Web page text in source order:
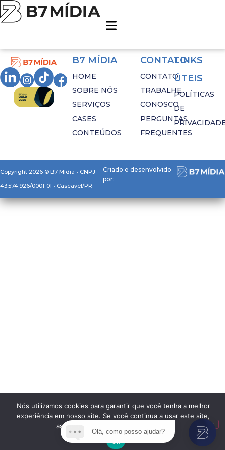
Tag:funil de vendas
B7 MÍDIA
HOME
SOBRE NÓS
SERVIÇOS
CASES
CONTEÚDOS
CONTATO
CONTATO
TRABALHE
CONOSCO
PERGUNTAS
FREQUENTES
LINKS
ÚTEIS
POLÍTICAS
DE
Copyright 2026 © B7 Mídia • CNPJ
43.574.926/0001-01 • Cascavel/PR
Criado e desenvolvido
por:
Olá, como posso ajudar?
Nós utilizamos cookies para garantir que você tenha a melhor
experiência em nosso site. Se você continua a usar este site,
assumimos que você está satisfeito.
Ok